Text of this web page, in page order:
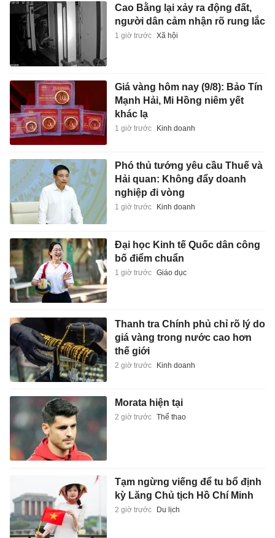
Cao Bằng lại xảy ra động đất,
người dân cảm nhận rõ rung lắc
1 giờ trước Xã hội
Giá vàng hôm nay (9/8): Bảo Tín
Mạnh Hải, Mi Hồng niêm yết
khác lạ
1 giờ trước Kinh doanh
Phó thủ tướng yêu cầu Thuế và
Hải quan: Không đẩy doanh
nghiệp đi vòng
1 giờ trước Kinh doanh
Đại học Kinh tế Quốc dân công
bố điểm chuẩn
1 giờ trước Giáo dục
Thanh tra Chính phủ chỉ rõ lý do
giá vàng trong nước cao hơn
thế giới
2 giờ trước Kinh doanh
Morata hiện tại
2 giờ trước Thể thao
Tạm ngừng viếng để tu bổ định
kỳ Lăng Chủ tịch Hồ Chí Minh
2 giờ trước Du lịch